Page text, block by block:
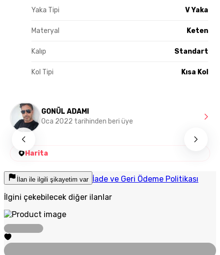
Yaka Tipi V Yaka
Materyal Keten
Kalıp Standart
Kol Tipi Kısa Kol
GONÜL ADAMI
Oca 2022 tarihinden beri üye
Harita
İlan ile ilgili şikayetim var İade ve Geri Ödeme Politikası
İlgini çekebilecek diğer ilanlar